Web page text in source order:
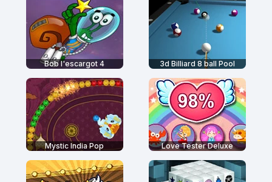
Bob l'escargot 4 3d Billiard 8 ball Pool
Mystic India Pop Love Tester Deluxe